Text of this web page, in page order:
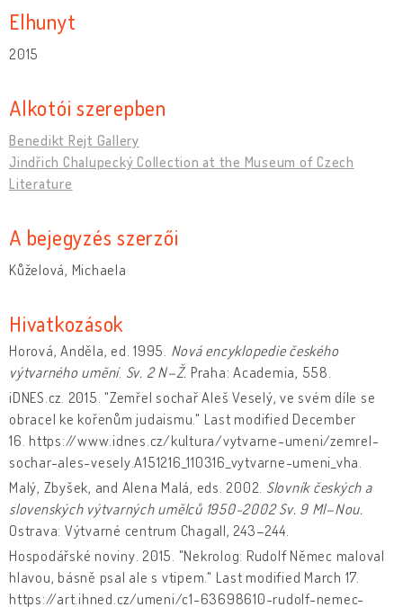
Elhunyt
2015
Alkotói szerepben
Benedikt Rejt Gallery
Jindřich Chalupecký Collection at the Museum of Czech
Literature
A bejegyzés szerzői
Kůželová, Michaela
Hivatkozások
Horová, Anděla, ed. 1995. Nová encyklopedie českého
výtvarného umění. Sv. 2 N–Ž. Praha: Academia, 558.
iDNES.cz. 2015. "Zemřel sochař Aleš Veselý, ve svém díle se
obracel ke kořenům judaismu." Last modified December
16. https://www.idnes.cz/kultura/vytvarne-umeni/zemrel-
sochar-ales-vesely.A151216_110316_vytvarne-umeni_vha.
Malý, Zbyšek, and Alena Malá, eds. 2002. Slovník českých a
slovenských výtvarných umělců 1950-2002 Sv. 9 Ml–Nou.
Ostrava: Výtvarné centrum Chagall, 243–244.
Hospodářské noviny. 2015. "Nekrolog: Rudolf Němec maloval
hlavou, básně psal ale s vtipem." Last modified March 17.
https://art.ihned.cz/umeni/c1-63698610-rudolf-nemec-